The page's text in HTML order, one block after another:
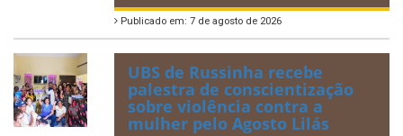
Publicado em: 7 de agosto de 2026
UBS de Russinha recebe
palestra de conscientização
sobre violência contra a
mulher pelo Agosto Lilás